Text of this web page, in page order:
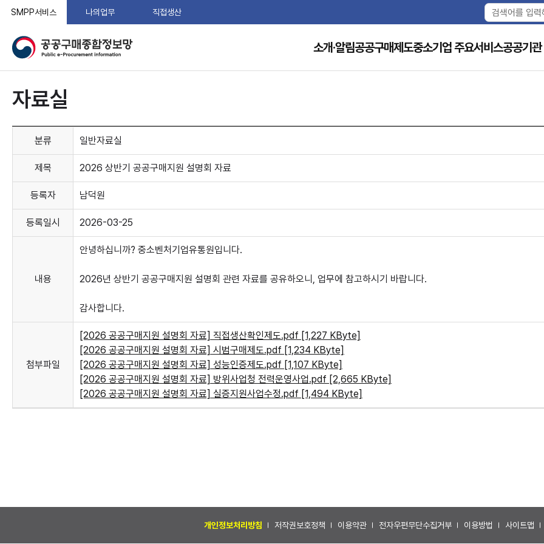
SMPP서비스
소개·알림공공구매제도중소기업 주요서비스공공기
나의업무 직접생산
자료실
분류 일반자료실
제목 2026 상반기 공공구매지원 설명회 자료
등록자 남덕원
등록일시 2026-03-25
내용
안녕하십니까? 중소벤처기업유통원입니다.
2026년 상반기 공공구매지원 설명회 관련 자료를 공유하오니, 업무에 참고하시기 바랍니다.
감사합니다.
첨부파일
[2026 공공구매지원 설명회 자료] 직접생산확인제도.pdf [1,227 KByte]
[2026 공공구매지원 설명회 자료] 시범구매제도.pdf [1,234 KByte]
[2026 공공구매지원 설명회 자료] 성능인증제도.pdf [1,107 KByte]
[2026 공공구매지원 설명회 자료] 방위사업청 전력운영사업.pdf [2,665 KByte]
[2026 공공구매지원 설명회 자료] 실증지원사업수정.pdf [1,494 KByte]
개인정보처리방침 저작권보호정책 이용약관 전자우편무단수집거부 이용방법 사이트맵